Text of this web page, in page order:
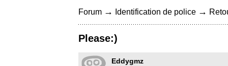
Forum → Identification de police →
Please:)
Eddygmz